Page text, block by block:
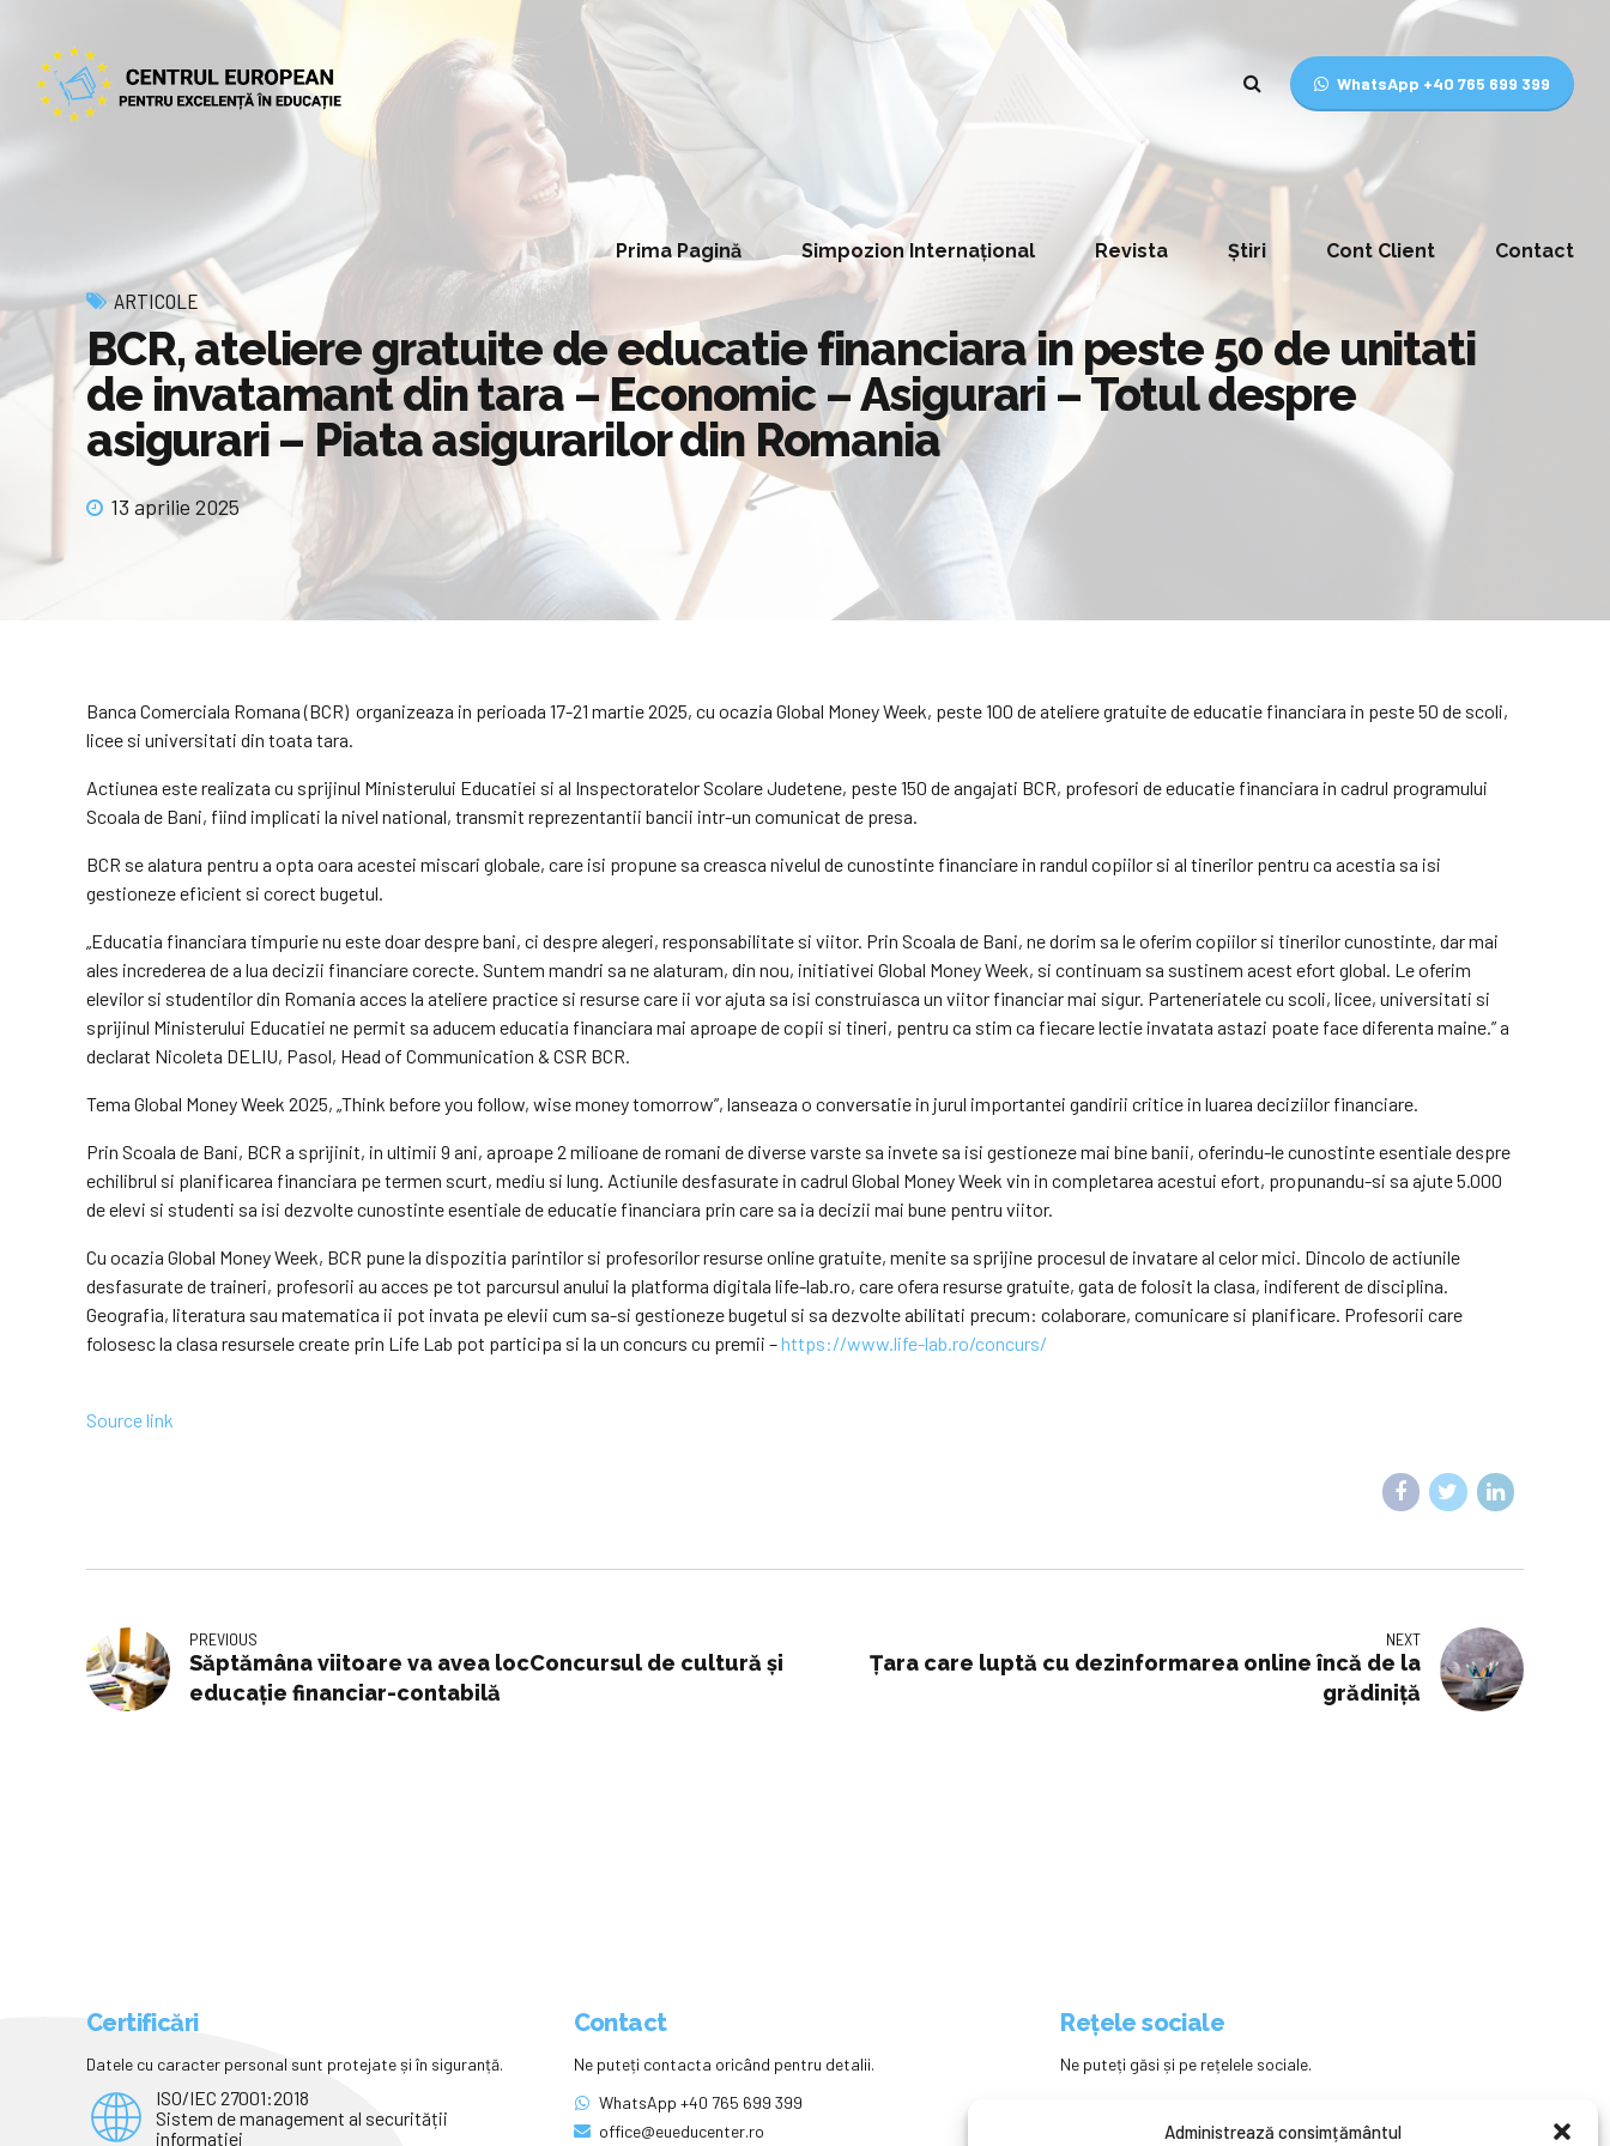
Administrează consimțământul
WhatsApp +40 765 699 399
Prima Pagină Simpozion Internațional Revista Știri Cont Client Contact
ARTICOLE
BCR, ateliere gratuite de educatie financiara in peste 50 de unitati
de invatamant din tara – Economic – Asigurari – Totul despre
asigurari – Piata asigurarilor din Romania
13 aprilie 2025
Banca Comerciala Romana (BCR) organizeaza in perioada 17-21 martie 2025, cu ocazia Global Money Week, peste 100 de ateliere gratuite de educatie financiara in peste 50 de scoli,
licee si universitati din toata tara.
Actiunea este realizata cu sprijinul Ministerului Educatiei si al Inspectoratelor Scolare Judetene, peste 150 de angajati BCR, profesori de educatie financiara in cadrul programului
Scoala de Bani, fiind implicati la nivel national, transmit reprezentantii bancii intr-un comunicat de presa.
BCR se alatura pentru a opta oara acestei miscari globale, care isi propune sa creasca nivelul de cunostinte financiare in randul copiilor si al tinerilor pentru ca acestia sa isi
gestioneze eficient si corect bugetul.
„Educatia financiara timpurie nu este doar despre bani, ci despre alegeri, responsabilitate si viitor. Prin Scoala de Bani, ne dorim sa le oferim copiilor si tinerilor cunostinte, dar mai
ales increderea de a lua decizii financiare corecte. Suntem mandri sa ne alaturam, din nou, initiativei Global Money Week, si continuam sa sustinem acest efort global. Le oferim
elevilor si studentilor din Romania acces la ateliere practice si resurse care ii vor ajuta sa isi construiasca un viitor financiar mai sigur. Parteneriatele cu scoli, licee, universitati si
sprijinul Ministerului Educatiei ne permit sa aducem educatia financiara mai aproape de copii si tineri, pentru ca stim ca fiecare lectie invatata astazi poate face diferenta maine.” a
declarat Nicoleta DELIU, Pasol, Head of Communication & CSR BCR.
Tema Global Money Week 2025, „Think before you follow, wise money tomorrow”, lanseaza o conversatie in jurul importantei gandirii critice in luarea deciziilor financiare.
Prin Scoala de Bani, BCR a sprijinit, in ultimii 9 ani, aproape 2 milioane de romani de diverse varste sa invete sa isi gestioneze mai bine banii, oferindu-le cunostinte esentiale despre
echilibrul si planificarea financiara pe termen scurt, mediu si lung. Actiunile desfasurate in cadrul Global Money Week vin in completarea acestui efort, propunandu-si sa ajute 5.000
de elevi si studenti sa isi dezvolte cunostinte esentiale de educatie financiara prin care sa ia decizii mai bune pentru viitor.
Cu ocazia Global Money Week, BCR pune la dispozitia parintilor si profesorilor resurse online gratuite, menite sa sprijine procesul de invatare al celor mici. Dincolo de actiunile
desfasurate de traineri, profesorii au acces pe tot parcursul anului la platforma digitala life-lab.ro, care ofera resurse gratuite, gata de folosit la clasa, indiferent de disciplina.
Geografia, literatura sau matematica ii pot invata pe elevii cum sa-si gestioneze bugetul si sa dezvolte abilitati precum: colaborare, comunicare si planificare. Profesorii care
folosesc la clasa resursele create prin Life Lab pot participa si la un concurs cu premii –https://www.life-lab.ro/concurs/
Source link
PREVIOUS
Săptămâna viitoare va avea locConcursul de cultură şi
educaţie financiar-contabilă
NEXT
Țara care luptă cu dezinformarea online încă de la
grădiniță
Certificări
Datele cu caracter personal sunt protejate și în siguranță.
ISO/IEC 27001:2018
Sistem de management al securității
informației
Contact
Ne puteți contacta oricând pentru detalii.
WhatsApp +40 765 699 399
office@eueducenter.ro
Rețele sociale
Ne puteți găsi și pe rețelele sociale.